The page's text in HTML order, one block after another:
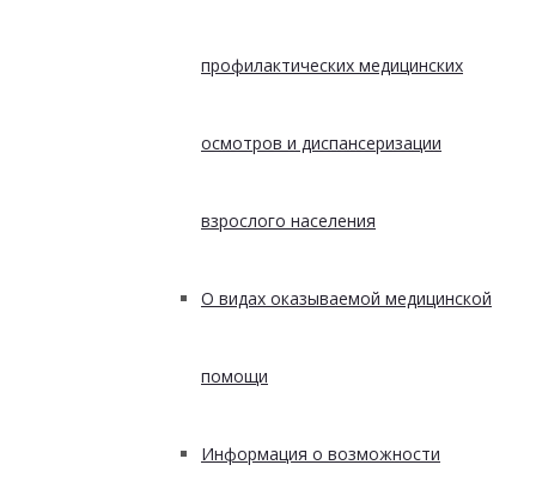
профилактических медицинских
осмотров и диспансеризации
взрослого населения
О видах оказываемой медицинской
помощи
Информация о возможности